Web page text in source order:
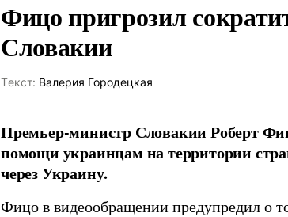
Фицо пригрозил
Словакии
Tекст: Валерия Городецкая
Премьер-министр Словакии Роберт
помощи украинцам на территории
через Украину.
Фицо в видеообращении предупредил о